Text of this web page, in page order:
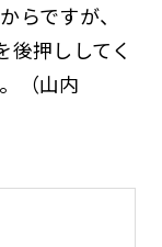
らですが、
後押ししてく
（山内